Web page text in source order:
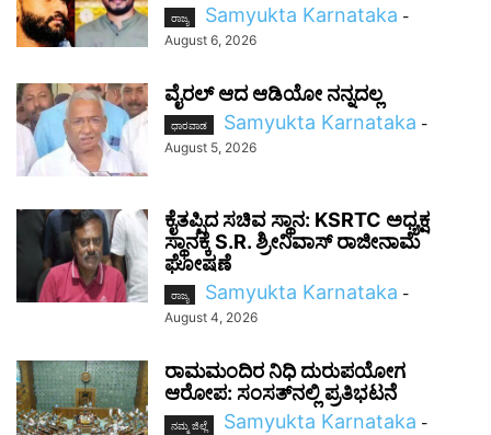
ರಾಜ್ಯ Samyukta Karnataka -
August 6, 2026
ವೈರಲ್ ಆದ ಆಡಿಯೋ ನನ್ನದಲ್ಲ
ಧಾರವಾಡ Samyukta Karnataka -
August 5, 2026
ಕೈತಪ್ಪಿದ ಸಚಿವ ಸ್ಥಾನ: KSRTC ಅಧ್ಯಕ್ಷ
ಸ್ಥಾನಕ್ಕೆ S.R. ಶ್ರೀನಿವಾಸ್ ರಾಜೀನಾಮೆ
ಘೋಷಣೆ
ರಾಜ್ಯ Samyukta Karnataka -
August 4, 2026
ರಾಮಮಂದಿರ ನಿಧಿ ದುರುಪಯೋಗ
ಆರೋಪ: ಸಂಸತ್‌ನಲ್ಲಿ ಪ್ರತಿಭಟನೆ
ನಮ್ಮ ಜಿಲ್ಲೆ Samyukta Karnataka -